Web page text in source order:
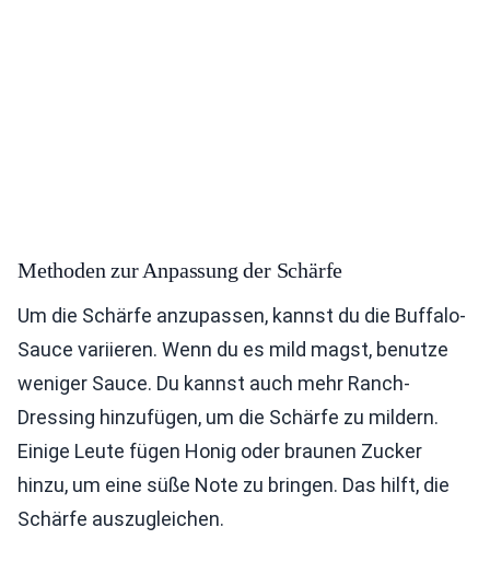
Methoden zur Anpassung der Schärfe
Um die Schärfe anzupassen, kannst du die Buffalo-
Sauce variieren. Wenn du es mild magst, benutze
weniger Sauce. Du kannst auch mehr Ranch-
Dressing hinzufügen, um die Schärfe zu mildern.
Einige Leute fügen Honig oder braunen Zucker
hinzu, um eine süße Note zu bringen. Das hilft, die
Schärfe auszugleichen.